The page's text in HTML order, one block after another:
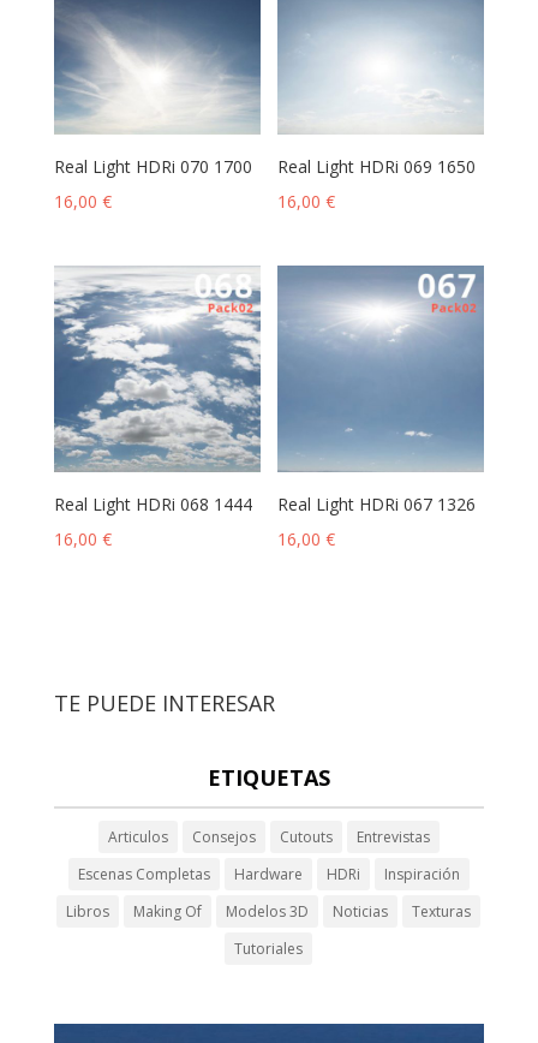
Real Light HDRi 070 1700
16,00 €
Real Light HDRi 069 1650
16,00€
Real Light HDRi 068 1444
16,00 €
Real Light HDRi 067 1326
16,00€
TE PUEDE INTERESAR
ETIQUETAS
Articulos Consejos Cutouts
Entrevistas
Escenas Completas
Hardware HDRi
Inspiración
Libros
Making Of Modelos 3D Noticias
Texturas
Tutoriales